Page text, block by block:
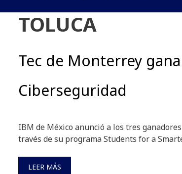
TOLUCA
Tec de Monterrey
Ciberseguridad
IBM de México anunció a los tres
través de su programa Students for a
LEER MÁS